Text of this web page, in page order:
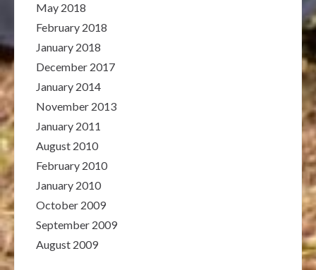
May 2018
February 2018
January 2018
December 2017
January 2014
November 2013
January 2011
August 2010
February 2010
January 2010
October 2009
September 2009
August 2009